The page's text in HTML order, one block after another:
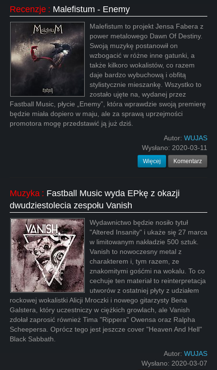
Recenzje : Malefistum - Enemy
Malefistum to projekt Jensa Fabera z
power metalowego Dawn Of Destiny.
Swoją muzykę postanowił on
wzbogacić w różne inne gatunki, a
także kilkoro wokalistów, co razem
daje bardzo wybuchową i obfitą
stylistycznie mieszankę. Wszystko to
zostało ujęte na, wydanej przez
Fastball Music, płycie „Enemy”, która wprawdzie swoją premierę
będzie miała dopiero w maju, ale za sprawą uprzejmości
promotora mogę przedstawić ją już dziś.
Autor: WUJAS
Wysłano: 2020-03-11
Więcej Komentarz
Muzyka : Fastball Music wyda EPkę z okazji
dwudziestolecia zespołu Vanish
Wydawnictwo będzie nosiło tytuł
"Altered Insanity" i ukaże się 27 marca
w limitowanym nakładzie 500 sztuk.
Vanish to nowoczesny metal z
charakterem i, tym razem, ze
znakomitymi gośćmi na wokalu. To co
cechuje ten materiał to reinterpretacja
utworów z ostatniej płyty z udziałem
rockowej wokalistki Alicji Mroczki i nowego gitarzysty Bena
Galstera, który uczestniczy w ciężkich growlach, ale Vanish
zdołał zaprosić również Tima "Rippera" Owensa oraz Ralpha
Scheepersa. Oprócz tego jest jeszcze cover "Heaven And Hell"
Black Sabbath.
Autor: WUJAS
Wysłano: 2020-03-07